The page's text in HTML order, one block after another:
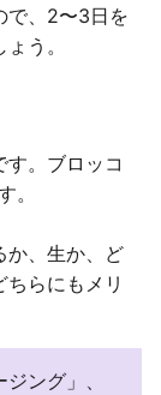
で、2〜3日を
う。
。ブロッコ
。
か、生か、ど
らにもメリ
ング」、